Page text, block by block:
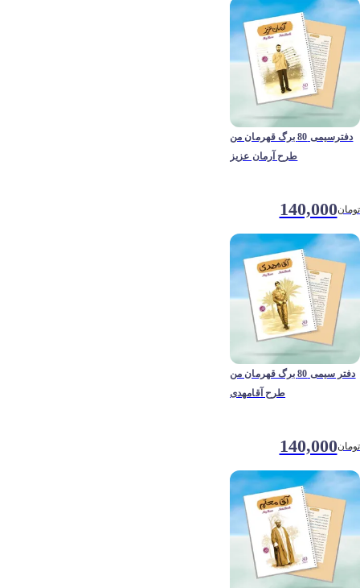
دفترسیمی 80 برگ قهرمان من
طرح آرمان عزیز
140,000تومان
دفتر سیمی 80 برگ قهرمان من
طرح آقامهدی
140,000تومان